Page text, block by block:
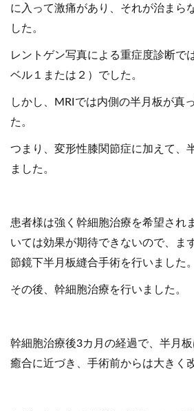
に入って激痛があり、それが治まら
した。
レントゲン写真による重症度診断で
ベル１または２）でした。
しかし、MRIでは内側の半月板が真
た。
つまり、変形性膝関節症に加えて、
ました。
患者様は強く幹細胞治療を希望され
いては効果が期待できないので、ま
節鏡下半月板縫合手術を行いました。
その後、幹細胞治療を行いました。
幹細胞治療後3カ月の経過で、半月
癒合に近づき、手術前からは大きく